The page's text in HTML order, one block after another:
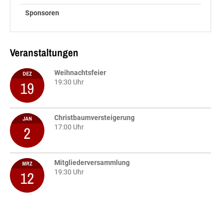
Sponsoren
Veranstaltungen
DEZ
19
Weihnachtsfeier
19:30 Uhr
JAN
2
Christbaumversteigerung
17:00 Uhr
MRZ
12
Mitgliederversammlung
19:30 Uhr